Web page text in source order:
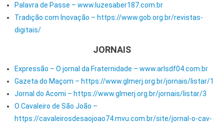
Palavra de Passe – www.luzesaber187.com.br
Tradição com Inovação – https://www.gob.org.br/revistas-
digitais/
JORNAIS
Expressão – O jornal da Fraternidade – www.arlsdf04.com.br
Gazeta do Maçom – https://www.glmerj.org.br/jornais/listar/1
Jornal do Acomi – https://www.glmerj.org.br/jornais/listar/3
O Cavaleiro de São João –
https://cavaleirosdesaojoao74.mvu.com.br/site/jornal-o-cav-